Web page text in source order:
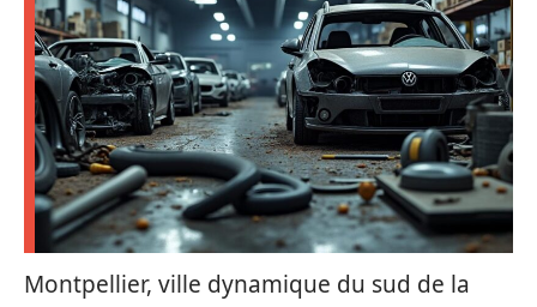
Montpellier, ville dynamique du sud de la